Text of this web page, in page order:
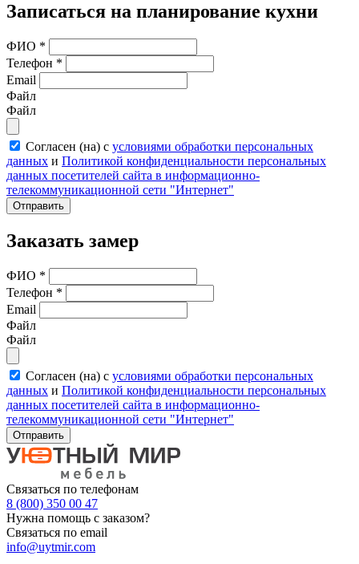
Записаться на планирование кухни
ФИО *
Телефон *
Email
Файл
Файл
Согласен (на) с условиями обработки персональных
данных и Политикой конфиденциальности персональных
данных посетителей сайта в информационно-
телекоммуникационной сети "Интернет"
Отправить
Заказать замер
ФИО *
Телефон *
Email
Файл
Файл
Согласен (на) с условиями обработки персональных
данных и Политикой конфиденциальности персональных
данных посетителей сайта в информационно-
телекоммуникационной сети "Интернет"
Отправить
Связаться по телефонам
8 (800) 350 00 47
Нужна помощь с заказом?
Связаться по email
info@uytmir.com